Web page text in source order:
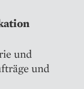
und
und